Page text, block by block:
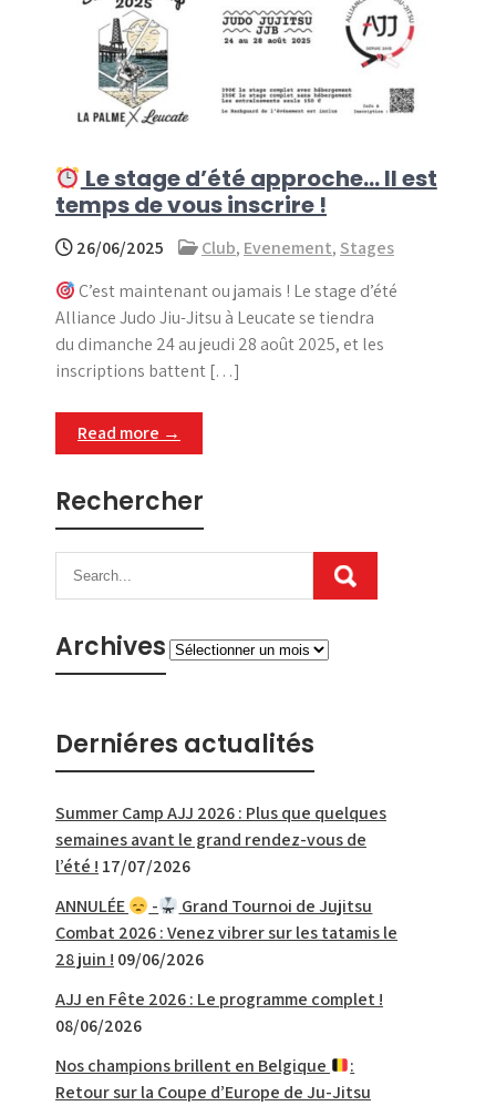
Le stage d’été approche… Il est
temps de vous inscrire !
26/06/2025 Club, Evenement, Stages
C’est maintenant ou jamais ! Le stage d’été
Alliance Judo Jiu-Jitsu à Leucate se tiendra
du dimanche 24 au jeudi 28 août 2025, et les
inscriptions battent […]
Read more →
Rechercher
ArchivesArchives
Derniéres actualités
Summer Camp AJJ 2026 : Plus que quelques
semaines avant le grand rendez-vous de
l’été ! 17/07/2026
ANNULÉE
-
Grand Tournoi de Jujitsu
Combat 2026 : Venez vibrer sur les tatamis le
28 juin ! 09/06/2026
AJJ en Fête 2026 : Le programme complet !
08/06/2026
Nos champions brillent en Belgique
:
Retour sur la Coupe d’Europe de Ju-Jitsu